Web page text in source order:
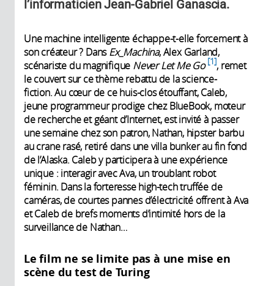
l’informaticien Jean-Gabriel Ganascia.
Une machine intelligente échappe-t-elle forcement à
son créateur ? DansEx_Machina, Alex Garland,
scénariste du magnifique Never Let Me Go 1 , remet
le couvert sur ce thème rebattu de la science-
fiction. Au cœur de ce huis-clos étouffant, Caleb,
jeune programmeur prodige chez BlueBook, moteur
de recherche et géant d’Internet, est invité à passer
une semaine chez son patron, Nathan, hipster barbu
au crane rasé, retiré dans une villa bunker au fin fond
de l’Alaska. Caleb y participera à une expérience
unique : interagir avec Ava, un troublant robot
féminin. Dans la forteresse high-tech truffée de
caméras, de courtes pannes d’électricité offrent à Ava
et Caleb de brefs moments d’intimité hors de la
surveillance de Nathan…
Le film ne se limite pas à une mise en
scène du test de Turing